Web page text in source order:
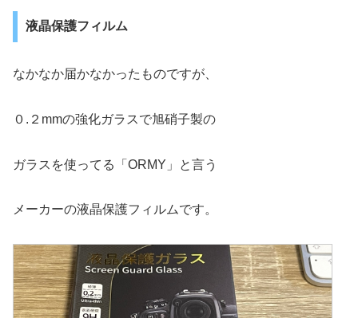
液晶保護フィルム
なかなか届かなかったものですが、
０.２mmの強化ガラスで旭硝子製の
ガラスを使ってる「ORMY」と言う
メーカーの液晶保護フィルムです。